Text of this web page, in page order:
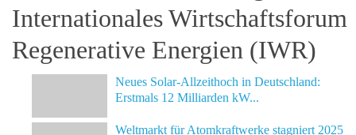
Internationales Wirtschaftsforum
Regenerative Energien (IWR)
Neues Solar-Allzeithoch in Deutschland:
Erstmals 12 Milliarden kW...
Weltmarkt für Atomkraftwerke stagniert 2025